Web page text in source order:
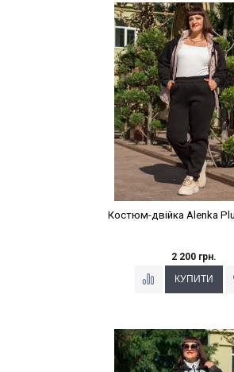
Наклейки Варіант з
Костюм-двійка Alenka
2 200 грн.
Наклейки Варіант з